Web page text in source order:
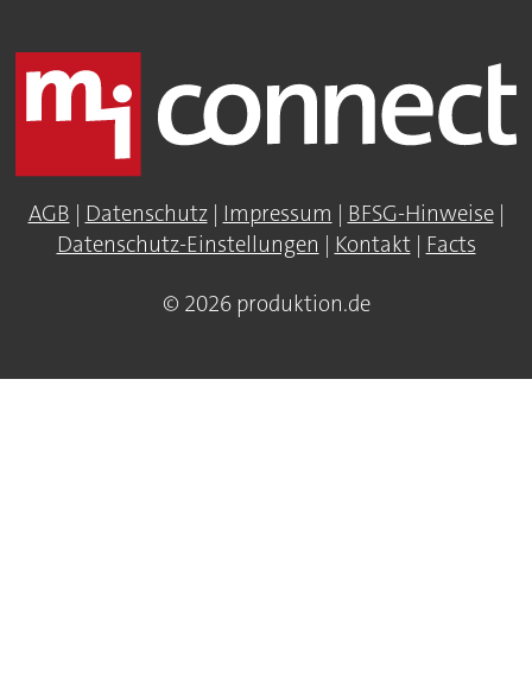
AGB | Datenschutz| Impressum | BFSG-Hinweise|
Datenschutz-Einstellungen | Kontakt| Facts
© 2026 produktion.de